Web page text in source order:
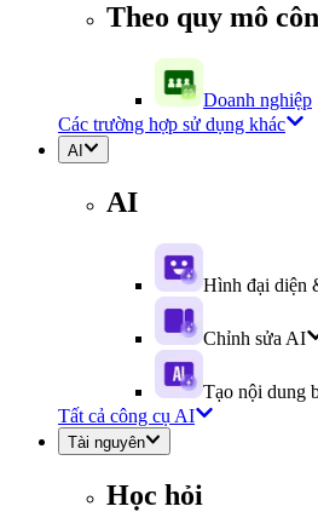
Theo quy mô
Doanh nghiệp
Các trường hợp sử dụng khác
AI
AI
Hình đại diện
Chỉnh sửa AI
Tạo nội dung
Tất cả công cụ AI
Tài nguyên
Học hỏi